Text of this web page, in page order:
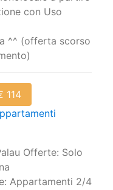
^^ (offerta scorso
114
Offerte: Solo
Appartamenti 2/4
in Sola